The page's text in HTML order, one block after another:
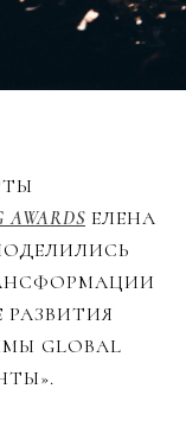
AWARDS ЕЛЕНА
GLOBAL